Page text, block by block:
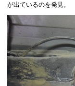
が出ているのを発見。